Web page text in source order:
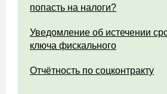
попасть на налоги?
Уведомление об истечении
ключа фискального
Отчётность по соцконтракту